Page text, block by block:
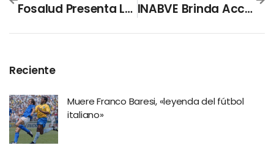
Fosalud Presenta Los Resultados De La Segunda Encuesta Nacional De Alcohol Y Tabaco INABVE Brinda Acceso A Créditos A Más De 200 Veteranos Y Excombatientes En El Salvador
Reciente
Muere Franco Baresi, «leyenda del fútbol
italiano»